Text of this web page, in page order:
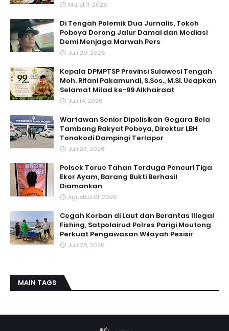
Maret 11, 2026
Di Tengah Polemik Dua Jurnalis, Tokoh
Poboya Dorong Jalur Damai dan Mediasi
Demi Menjaga Marwah Pers
Juli 29, 2026
Kepala DPMPTSP Provinsi Sulawesi Tengah
Moh. Rifani Pakamundi, S.Sos., M.Si. Ucapkan
Selamat Milad ke-99 Alkhairaat
Juli 14, 2026
‎Wartawan Senior Dipolisikan Gegara Bela
Tambang Rakyat Poboya, Direktur LBH
Tonakodi Dampingi Terlapor
Juli 23, 2026
Polsek Torue Tahan Terduga Pencuri Tiga
Ekor Ayam, Barang Bukti Berhasil
Diamankan
Agustus 01, 2026
Cegah Korban di Laut dan Berantas Illegal
Fishing, Satpolairud Polres Parigi Moutong
Perkuat Pengawasan Wilayah Pesisir
Juli 28, 2026
MAIN TAGS